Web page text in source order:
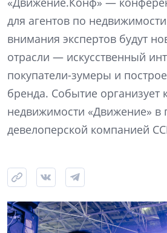
для агентов по
внимания экспертов будут
отрасли — искусственный
покупатели-зумеры и
бренда. Событие организует
недвижимости «Движение» в
девелоперской компанией